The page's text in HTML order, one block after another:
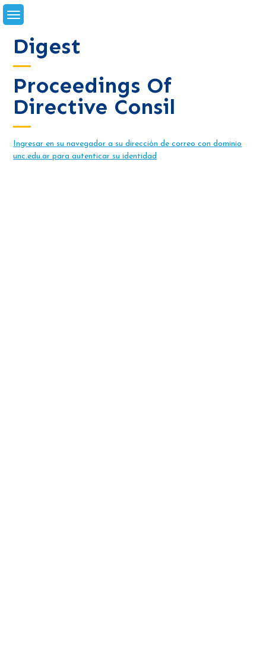
Skip
to
Digest
Proceedings Of
Directive Consil
Ingresar en su navegador a su dirección de correo con dominio
unc.edu.ar para autenticar su identidad